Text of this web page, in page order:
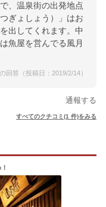
、温泉街の出発地点
ぎょしょう）」はお
出してくれます。中
魚屋を営んでる風月
回答（投稿日：2019/2/14）
通報する
すべてのクチコミ(1 件)をみる